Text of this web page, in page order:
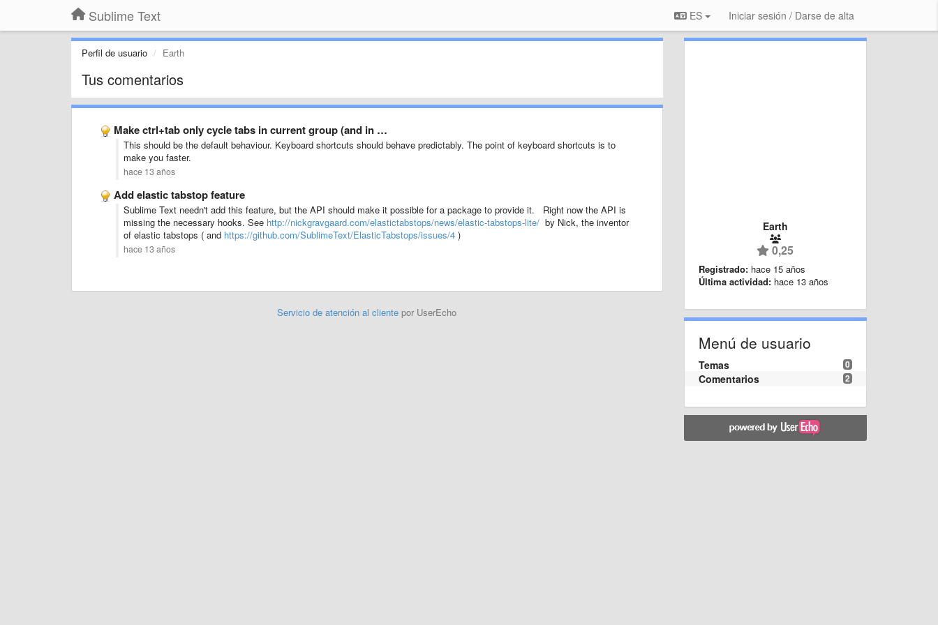
Sublime Text ES Iniciar sesión / Darse de alta
Perfil de usuario Earth
Tus comentarios
Make ctrl+tab only cycle tabs in current group (and in …
This should be the default behaviour. Keyboard shortcuts should behave predictably. The point of keyboard shortcuts is to
make you faster.
hace 13 años
Add elastic tabstop feature
Sublime Text needn't add this feature, but the API should make it possible for a package to provide it. Right now the API is
missing the necessary hooks. See http://nickgravgaard.com/elastictabstops/news/elastic-tabstops-lite/ by Nick, the inventor
of elastic tabstops ( and https://github.com/SublimeText/ElasticTabstops/issues/4 )
hace 13 años
Servicio de atención al clientepor UserEcho
Earth
0,25
Registrado: hace 15 años
Última actividad: hace 13 años
Menú de usuario
0
Temas
2
Comentarios